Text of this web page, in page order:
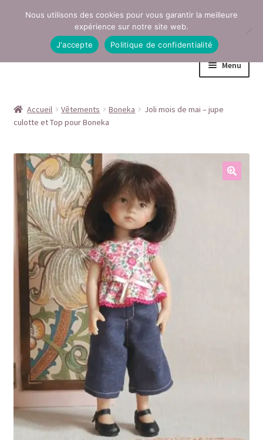
Aller
navigation
Aller
Menu
Conditions générales de vente
Contact
Mentions légales
Mon compte
Page Boutique
Panier
Politique de confidentialité
Politique de cookies (UE)
Validation de la commande
Accueil Vêtements Boneka
Joli mois de mai – jupe
culotte et Top pour Boneka
Nous utilisons des cookies pour vous garantir la meilleure
expérience sur notre site web.
J'accepte
Politique de confidentialité